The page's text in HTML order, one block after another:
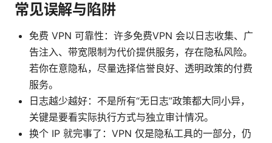
常见误解与陷阱
免费 VPN 可靠性：许多免费VPN 会以日志收集、广
告注入、带宽限制为代价提供服务，存在隐私风险。
若你在意隐私，尽量选择信誉良好、透明政策的付费
服务。
日志越少越好：不是所有“无日志”政策都大同小异，
关键是要看实际执行方式与独立审计情况。
换个 IP 就完事了：VPN 仅是隐私工具的一部分，仍